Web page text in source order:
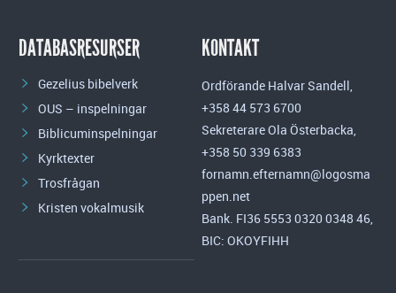
DATABASRESURSER
Gezelius bibelverk
OUS – inspelningar
Biblicuminspelningar
Kyrktexter
Trosfrågan
Kristen vokalmusik
KONTAKT
Ordförande Halvar Sandell,
+358 44 573 6700
Sekreterare Ola Österbacka,
+358 50 339 6383
fornamn.efternamn@logosma
ppen.net
Bank. FI36 5553 0320 0348 46,
BIC: OKOYFIHH